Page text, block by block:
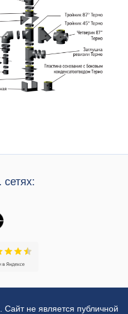
не является публичной